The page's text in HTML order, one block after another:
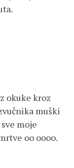
okuke kroz
muški
moje
oo oooo.